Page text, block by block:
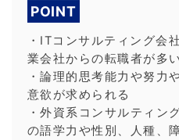
POINT
・ITコンサルティング会
業会社からの転職者が多い
・論理的思考能力や努力
意欲が求められる
・外資系コンサルティン
の語学力や性別、人種、